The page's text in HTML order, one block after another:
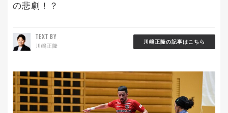
の悲劇！？
TEXT BY
川嶋正隆
川嶋正隆の記事はこちら